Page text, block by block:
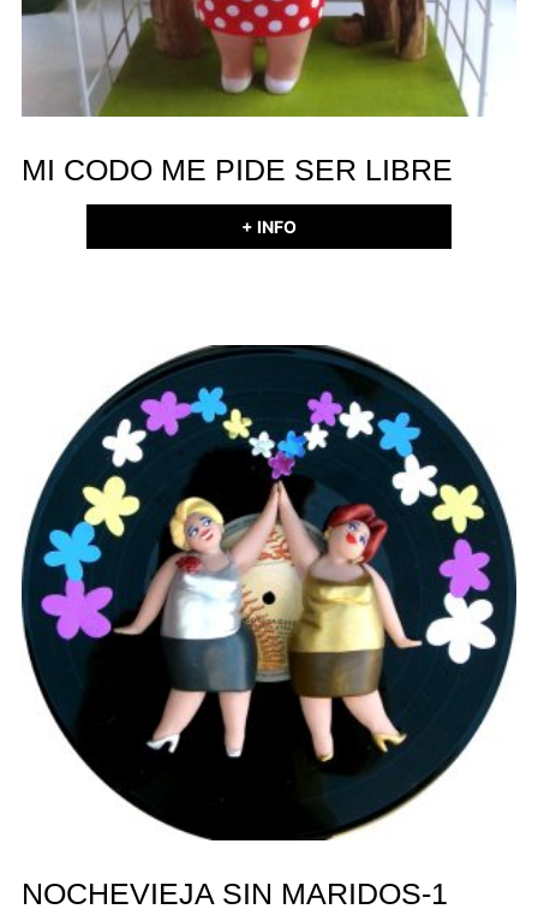
MI CODO ME PIDE SER LIBRE
+ INFO
NOCHEVIEJA SIN MARIDOS-1